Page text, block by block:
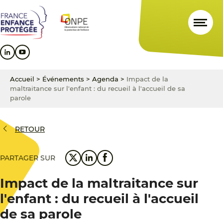
au
contenu
principal
au
menu
principal
au
pied
de
Accueil > Événements > Agenda > Impact de la
maltraitance sur l'enfant : du recueil à l'accueil de sa
parole
RETOUR
PARTAGER SUR
Impact de la maltraitance sur
l'enfant : du recueil à l'accueil
de sa parole